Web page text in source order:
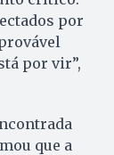
por
por vir”,
que a